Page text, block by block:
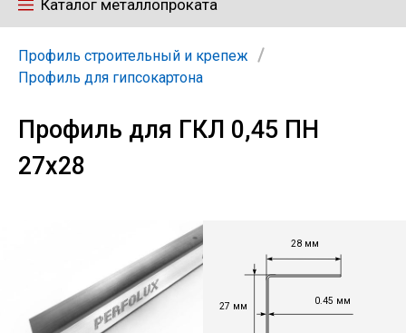
Каталог металлопроката
Арматура
Уголок
Балка
Профиль строительный и крепеж
Профиль для гипсокартона
Профиль для ГКЛ 0,45 ПН
27х28
28 мм
27 мм 0.45 мм